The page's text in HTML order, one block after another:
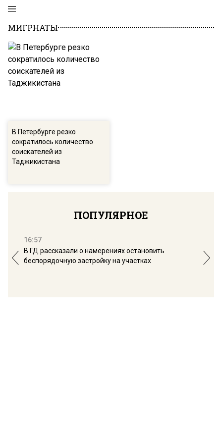
МИГРНАТЫ
В Петербурге резко
сократилось количество
соискателей из
Таджикистана
ПОПУЛЯРНОЕ
16:57
В ГД рассказали о намерениях остановить
беспорядочную застройку на участках